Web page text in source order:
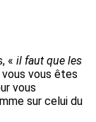
« il faut que les
vous êtes
vous
sur celui du